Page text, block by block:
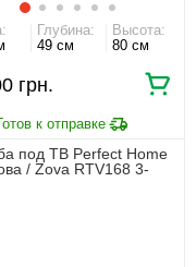
Глубина:
49 см
Высота:
80 см
грн.
под ТВ Perfect Home
/ Zova RTV168 3-